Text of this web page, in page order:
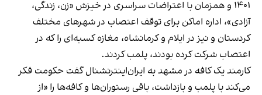
۱۴۰۱ و همزمان با اعتراضات سراسری در خیزش «زن، زندگی،
آزادی»، اداره اماکن برای توقف اعتصاب در شهرهای مختلف
کردستان و نیز در ایلام و کرمانشاه، مغازه کسبه‌ای را که در
اعتصاب شرکت کرده بودند، پلمب کردند.
کارمند یک کافه در مشهد به ایران‌اینترنشنال گفت حکومت فکر
می‌کند با پلمب و بازداشت، باقی رستوران‌ها و کافه‌ها را «از